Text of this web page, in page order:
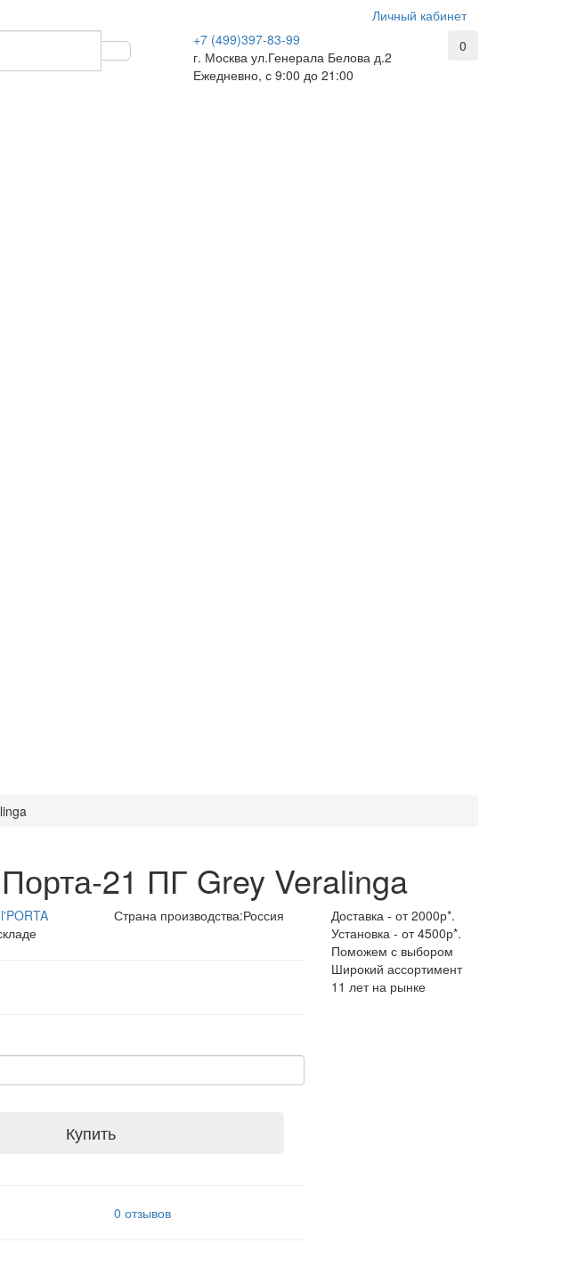
Личный кабинет
+7 (499)397-83-99
г. Москва ул.Генерала Белова д.2
Ежедневно, с 9:00 до 21:00
0
21 ПГ Grey Veralinga
Страна производства:Россия
Купить
0 отзывов
Доставка - от 2000р*.
Установка - от 4500р*.
Поможем с выбором
Широкий ассортимент
11 лет на рынке